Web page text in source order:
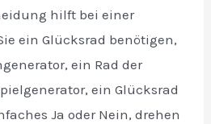
hilft bei einer
ein Glücksrad benötigen,
ein Rad der
ein Glücksrad
Ja oder Nein, drehen